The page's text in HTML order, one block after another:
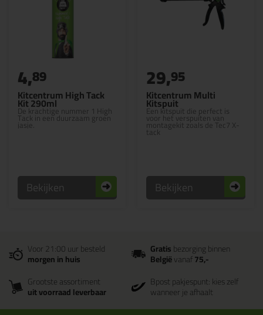
Kitcentrum High Tack
Kit 290ml
De krachtige nummer 1 High
Tack in een duurzaam groen
jasje.
4,89
Bekijken
Kitcentrum Multi
Kitspuit
Een kitspuit die perfect is
voor het verspuiten van
montagekit zoals de Tec7 X-
tack
29,95
Bekijken
Voor 21:00 uur besteld
morgen in huis
Gratisbezorging binnen
Belgiëvanaf75,-
Grootste assortiment
uit voorraad leverbaar
Bpost pakjespunt: kies zelf
wanneer je afhaalt